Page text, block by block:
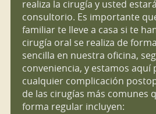
realiza la cirugía y usted
consultorio. Es importante
familiar te lleve a casa si te
cirugía oral se realiza de
sencilla en nuestra oficina,
conveniencia, y estamos aquí
cualquier complicación
de las cirugías más comunes
forma regular incluyen: